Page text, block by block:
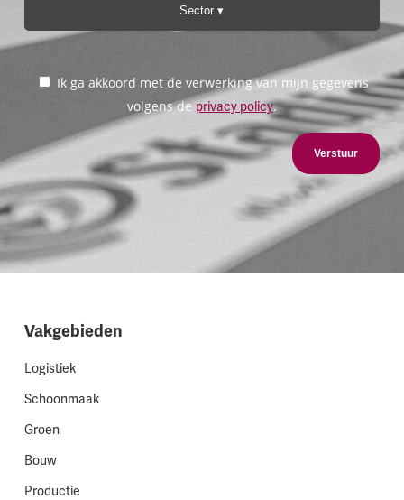
Sector
Ik ga akkoord met de verwerking van mijn gegevens
volgens deprivacy policy.
Verstuur
Vakgebieden
Logistiek
Schoonmaak
Groen
Bouw
Productie